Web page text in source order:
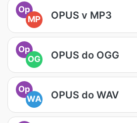
Op
MP
OPUS v MP3
Op
OG
OPUS do OGG
Op
WA
OPUS do WAV